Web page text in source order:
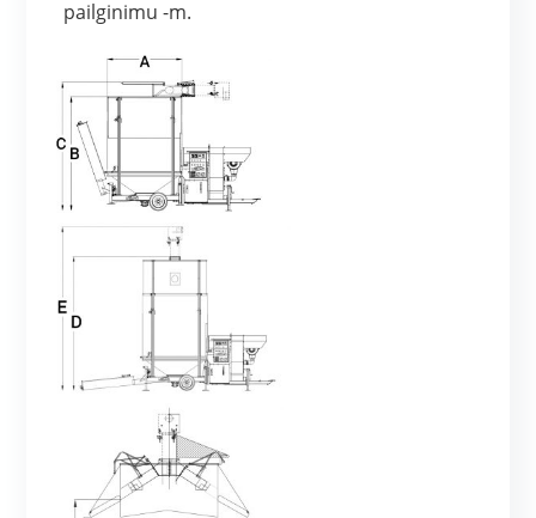
pailginimu -m.